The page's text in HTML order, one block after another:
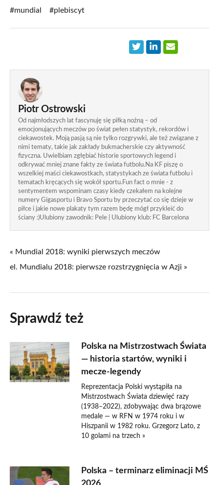
#mundial
#plebiscyt
Piotr Ostrowski
Od najmłodszych lat fascynuję się piłką nożną – od
emocjonujących meczów po świat pełen statystyk, rekordów i
ciekawostek. Moją pasją są nie tylko rozgrywki, ale też związane z
nimi tematy, takie jak zakłady bukmacherskie czy aktywność
fizyczna. Uwielbiam zgłębiać historie sportowych legend i
odkrywać mniej znane fakty ze świata futbolu.Na KF piszę o
wszelkiej maści ciekawostkach, statystykach ze świata futbolu i
tematach kręcących się wokół sportu.Fun fact o mnie - z
sentymentem wspominam czasy kiedy czekałem na kolejne
numery Gigasportu i Bravo Sportu by przeczytać co się dzieje w
piłce i jakie nowe plakaty tym razem będę mógł przykleić do
ściany :)Ulubiony zawodnik: Pele | Ulubiony klub: FC Barcelona
« Mundial 2018: wyniki pierwszych meczów
el. Mundialu 2018: pierwsze rozstrzygnięcia w Azji »
Sprawdź też
Polska na Mistrzostwach Świata
— historia startów, wyniki i
mecze-legendy
Reprezentacja Polski wystąpiła na
Mistrzostwach Świata dziewięć razy
(1938–2022), zdobywając dwa brązowe
medale — w RFN w 1974 roku i w
Hiszpanii w 1982 roku. Grzegorz Lato, z
10 golami na trzech »
Polska – terminarz eliminacji MŚ